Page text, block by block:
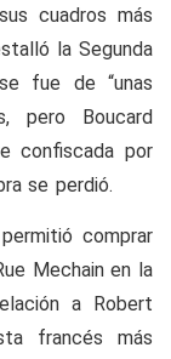
cuadros más
la Segunda
fue de “unas
pero Boucard
confiscada por
se perdió.
comprar
Mechain en la
a Robert
francés más